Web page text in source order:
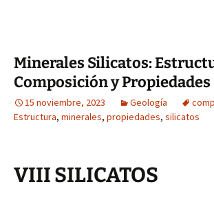
Minerales Silicatos:
Composición y Propiedades
15 noviembre, 2023 Geología
Estructura, minerales, propiedades, silicatos
VIII SILICATOS